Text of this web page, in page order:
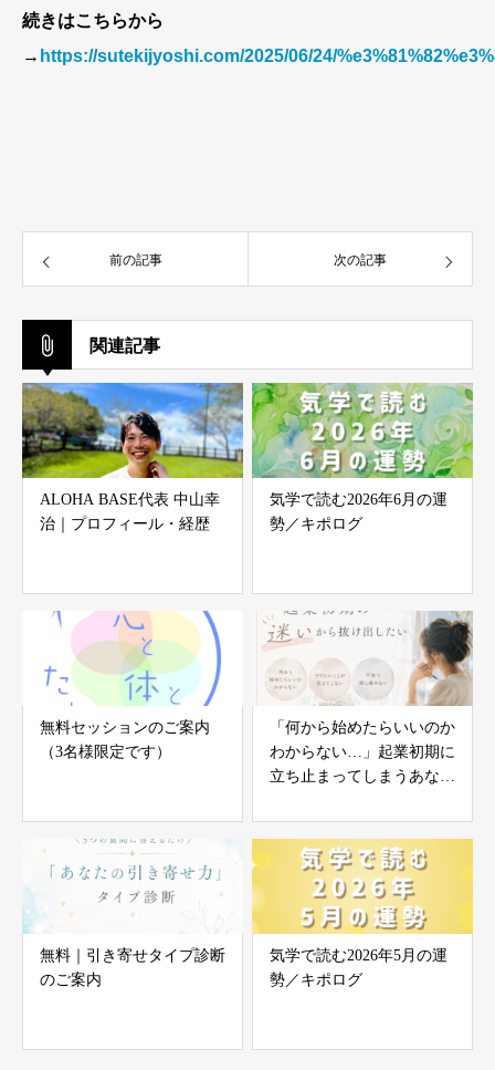
続きはこちらから
→ https://sutekijyoshi.com/2025/06/24/
前の記事 次の記事
関連記事
ALOHA BASE代表 中山幸
治｜プロフィール・経歴
気学で読む2026年6月の運
勢／キポログ
無料セッションのご案内
（3名様限定です）
「何から始めたらいいのか
わからない…」起業初期に
立ち止まってしまうあなた
無料｜引き寄せタイプ診断
のご案内
気学で読む2026年5月の運
勢／キポログ